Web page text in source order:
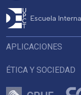
APLICACIONES
ÉTICA Y SOCIEDAD
Escuela